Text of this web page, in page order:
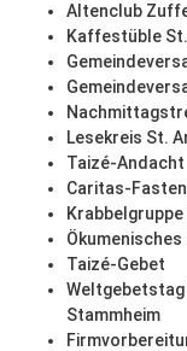
Altenclub
Kaffestüble
Lesekreis St.
Taizé-Andacht
Caritas-
Taizé-Gebet
Weltgebetstag
Stammheim